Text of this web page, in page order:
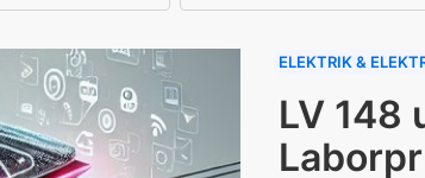
ELEKTRIK &
LV 148